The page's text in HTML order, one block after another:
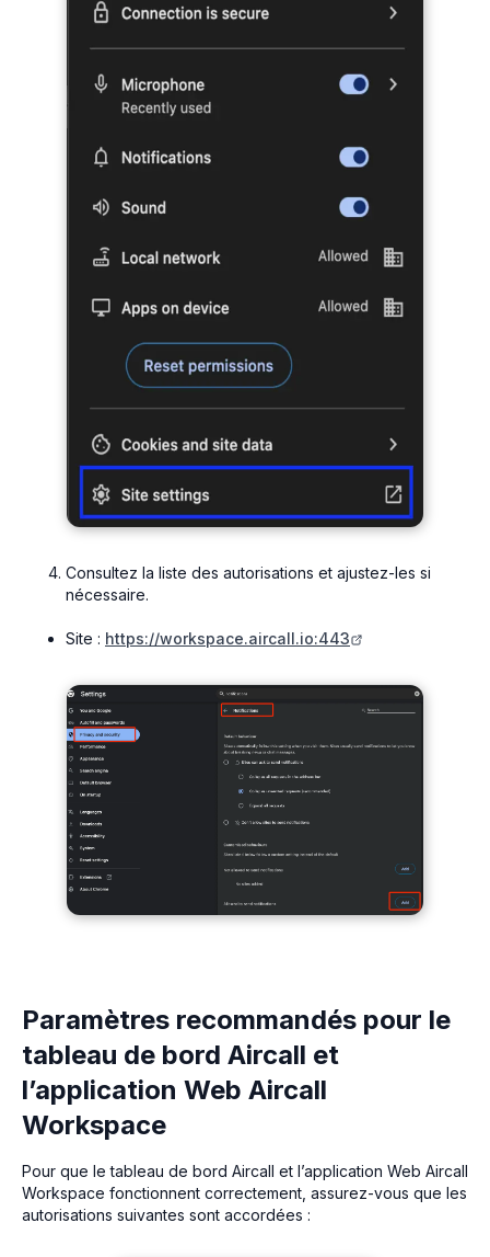
Consultez la liste des autorisations et ajustez-les si
nécessaire.
Site : https://workspace.aircall.io:443
Paramètres recommandés pour le
tableau de bord Aircall et
l’application Web Aircall
Workspace
Pour que le tableau de bord Aircall et l’application Web Aircall
Workspace fonctionnent correctement, assurez-vous que les
autorisations suivantes sont accordées :